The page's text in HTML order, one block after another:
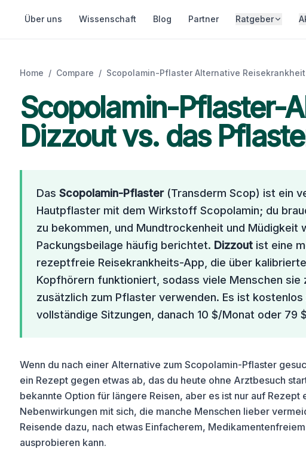
Über uns Wissenschaft Blog Partner Ratgeber
Home / Compare / Scopolamin-Pflaster Alternative Reisekrankheit
Scopolamin-Pflaster-
Dizzout vs. das
Das Scopolamin-Pflaster(Transderm Scop) ist ein
Hautpflaster mit dem Wirkstoff Scopolamin; du
zu bekommen, und Mundtrockenheit und Müdigkeit
Packungsbeilage häufig berichtet. Dizzout ist eine
rezeptfreie Reisekrankheits-App, die über
Kopfhörern funktioniert, sodass viele Menschen
zusätzlich zum Pflaster verwenden. Es ist
vollständige Sitzungen, danach 10 $/Monat oder 79
Wenn du nach einer Alternative zum Scopolamin-Pflaster
ein Rezept gegen etwas ab, das du heute ohne Arztbesuch
bekannte Option für längere Reisen, aber es ist nur auf
Nebenwirkungen mit sich, die manche Menschen lieber
Reisende dazu, nach etwas Einfacherem,
ausprobieren kann.